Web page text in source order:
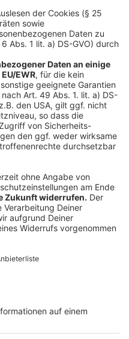
benötigt?
zum Beispiel wissen,
neue Wohnungen
jetzt viele
Genaue Zahlen
an den Verkehr
wichtige
und des öffentlichen
hilft also dabei, kluge
tut mit Sicherheit nicht
Zensus los. Aber